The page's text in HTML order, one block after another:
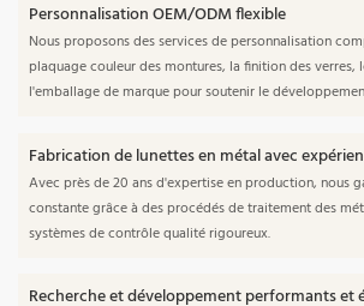
Personnalisation OEM/ODM flexible
Nous proposons des services de personnalisation
plaquage couleur des montures, la finition des
l'emballage de marque pour soutenir le
Fabrication de lunettes en métal avec
Avec près de 20 ans d'expertise en production, nous
constante grâce à des procédés de traitement des
systèmes de contrôle qualité rigoureux.
Recherche et développement performants et